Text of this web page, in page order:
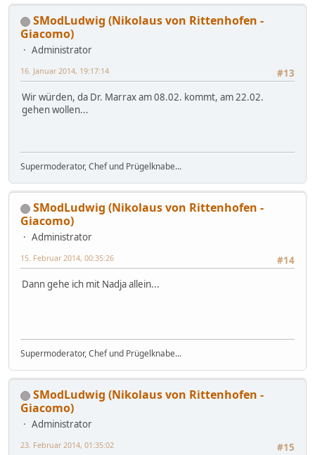
SModLudwig (Nikolaus von Rittenhofen -
Giacomo)
Administrator
#13
16. Januar 2014, 19:17:14
Wir würden, da Dr. Marrax am 08.02. kommt, am 22.02.
gehen wollen...
Supermoderator, Chef und Prügelknabe...
SModLudwig (Nikolaus von Rittenhofen -
Giacomo)
Administrator
#14
15. Februar 2014, 00:35:26
Dann gehe ich mit Nadja allein...
Supermoderator, Chef und Prügelknabe...
SModLudwig (Nikolaus von Rittenhofen -
Giacomo)
Administrator
#15
23. Februar 2014, 01:35:02